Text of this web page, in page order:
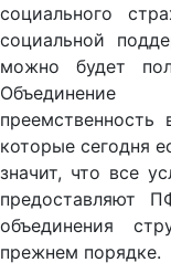
социального
социальной
можно будет
преемственность
которые сегодня
значит, что все
предоставляют
объединения
прежнем порядке.